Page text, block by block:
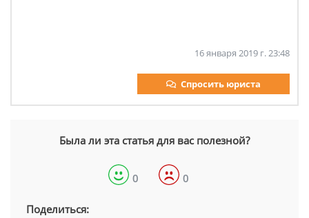
16 января 2019 г. 23:48
Спросить юриста
Была ли эта статья для вас полезной?
0 0
Поделиться: